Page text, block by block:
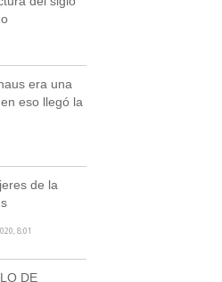
era una
eso llegó la
de la
8:01
DE